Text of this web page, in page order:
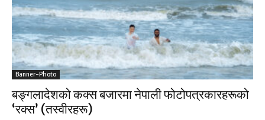
Banner-Photo
बङ्गलादेशको कक्स बजारमा नेपाली फोटोपत्रकारहरूको
‘रक्स’ (तस्वीरहरू)